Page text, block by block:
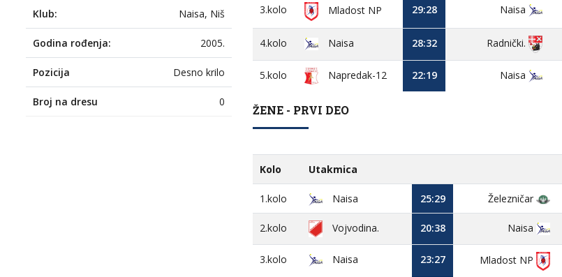
Klub: Naisa, Niš
Godina rođenja: 2005.
Pozicija Desno krilo
Broj na dresu 0
3.kolo Mladost NP 29:28 Naisa
4.kolo Naisa 28:32 Radnički.
5.kolo Napredak-12 22:19 Naisa
ŽENE - PRVI DEO
Kolo Utakmica
1.kolo Naisa 25:29 Železničar
2.kolo Vojvodina. 20:38 Naisa
3.kolo Naisa 23:27 Mladost NP